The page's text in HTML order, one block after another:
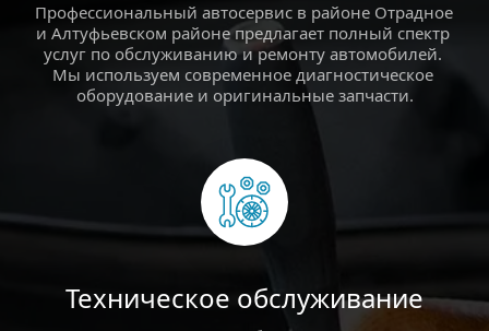
Профессиональный автосервис в районе Отрадное
и Алтуфьевском районе предлагает полный спектр
услуг по обслуживанию и ремонту автомобилей.
Мы используем современное диагностическое
оборудование и оригинальные запчасти.
Техническое обслуживание